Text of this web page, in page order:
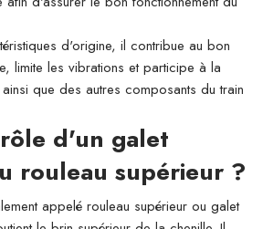
d'origine, il contribue au bon
limite les vibrations et participe à la
que des autres composants du train
d'un galet
rouleau supérieur ?
appelé rouleau supérieur ou galet